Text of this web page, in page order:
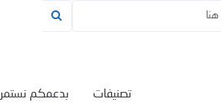
بدعمكم نستمر تصنيفات